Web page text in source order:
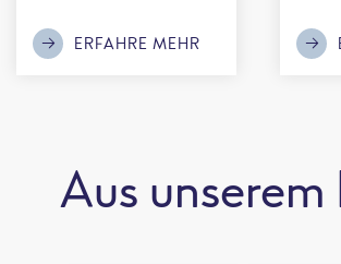
ERFAHRE MEHR
Aus unserem